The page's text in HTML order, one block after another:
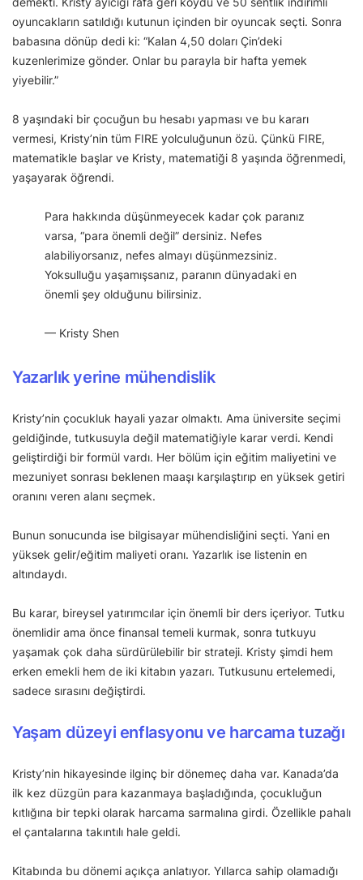
oyuncakların satıldığı kutunun içinden bir oyuncak seçti. Sonra
babasına dönüp dedi ki: “Kalan 4,50 doları Çin’deki
kuzenlerimize gönder. Onlar bu parayla bir hafta yemek
yiyebilir.”
8 yaşındaki bir çocuğun bu hesabı yapması ve bu kararı
vermesi, Kristy’nin tüm FIRE yolculuğunun özü. Çünkü FIRE,
matematikle başlar ve Kristy, matematiği 8 yaşında öğrenmedi,
yaşayarak öğrendi.
Para hakkında düşünmeyecek kadar çok paranız
varsa, “para önemli değil” dersiniz. Nefes
alabiliyorsanız, nefes almayı düşünmezsiniz.
Yoksulluğu yaşamışsanız, paranın dünyadaki en
önemli şey olduğunu bilirsiniz.
— Kristy Shen
Yazarlık yerine mühendislik
Kristy’nin çocukluk hayali yazar olmaktı. Ama üniversite seçimi
geldiğinde, tutkusuyla değil matematiğiyle karar verdi. Kendi
geliştirdiği bir formül vardı. Her bölüm için eğitim maliyetini ve
mezuniyet sonrası beklenen maaşı karşılaştırıp en yüksek getiri
oranını veren alanı seçmek.
Bunun sonucunda ise bilgisayar mühendisliğini seçti. Yani en
yüksek gelir/eğitim maliyeti oranı. Yazarlık ise listenin en
altındaydı.
Bu karar, bireysel yatırımcılar için önemli bir ders içeriyor. Tutku
önemlidir ama önce finansal temeli kurmak, sonra tutkuyu
yaşamak çok daha sürdürülebilir bir strateji. Kristy şimdi hem
erken emekli hem de iki kitabın yazarı. Tutkusunu ertelemedi,
sadece sırasını değiştirdi.
Yaşam düzeyi enflasyonu ve harcama tuzağı
Kristy’nin hikayesinde ilginç bir dönemeç daha var. Kanada’da
ilk kez düzgün para kazanmaya başladığında, çocukluğun
kıtlığına bir tepki olarak harcama sarmalına girdi. Özellikle pahalı
el çantalarına takıntılı hale geldi.
Kitabında bu dönemi açıkça anlatıyor. Yıllarca sahip olamadığı